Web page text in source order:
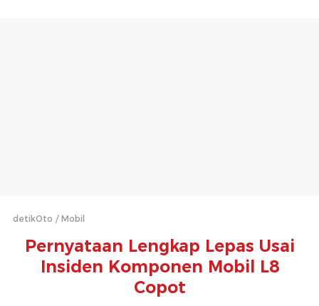
detikOto Mobil
Pernyataan Lengkap Lepas Usai
Insiden Komponen Mobil L8
Copot